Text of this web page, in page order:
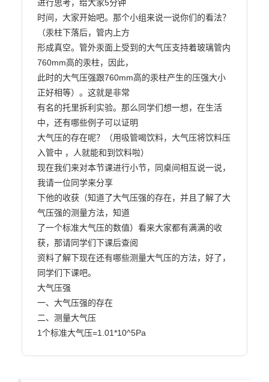
进行思考，给大家5分钟
时间，大家开始吧。那个小组来说一说你们的看法？
（汞柱下落后，管内上方
形成真空。管外汞面上受到的大气压支持着玻璃管内
760mm高的汞柱，因此，
此时的大气压强跟760mm高的汞柱产生的压强大小
正好相等）。这就是非常
有名的托里拆利实验。那么同学们想一想，在生活
中，还有哪些例子可以证明
大气压的存在呢？（用吸管喝饮料，大气压将饮料压
入管中 ，人就能和到饮料啦）
现在我们来对本节课进行小节，同桌间相互说一说，
我请一位同学来分享
下他的收获（知道了大气压强的存在，并且了解了大
气压强的测量方法，知道
了一个标准大气压的数值）看来大家都有满满的收
获，那请同学们下课后查阅
资料了解下现在还有哪些测量大气压的方法，好了，
同学们下课吧。
大气压强
一、大气压强的存在
二、测量大气压
1个标准大气压=1.01*10^5Pa